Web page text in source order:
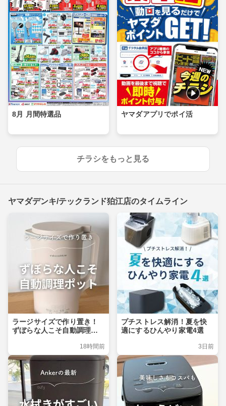
8月 月間特選品 ヤマダアプリでポイ活
チラシをもっと見る
ヤマダデンキ/テックランド狛江店のタイムライン
ラージサイズで作り置き！
ずぼらな人こそ自動調理ポ
18時間前
プチストレス解消！夏を快
適にするひんやり家電4選
3日前